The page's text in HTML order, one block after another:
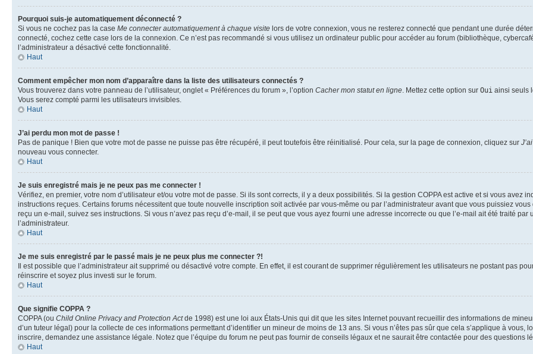
Pourquoi suis-je automatiquement déconnecté ?
Si vous ne cochez pas la case Me connecter automatiquement à chaque visite lors de votre connexion, vous ne resterez connecté que pendant une durée
connecté, cochez cette case lors de la connexion. Ce n’est pas recommandé si vous utilisez un ordinateur public pour accéder au forum (bibliothèque,
l’administrateur a désactivé cette fonctionnalité.
Haut
Comment empêcher mon nom d’apparaître dans la liste des utilisateurs connectés ?
Vous trouverez dans votre panneau de l’utilisateur, onglet « Préférences du forum », l’option Cacher mon statut en ligne . Mettez cette option sur Oui ainsi seuls
Vous serez compté parmi les utilisateurs invisibles.
Haut
J’ai perdu mon mot de passe !
Pas de panique ! Bien que votre mot de passe ne puisse pas être récupéré, il peut toutefois être réinitialisé. Pour cela, sur la page de connexion, cliquez sur
nouveau vous connecter.
Haut
Je suis enregistré mais je ne peux pas me connecter !
Vérifiez, en premier, votre nom d’utilisateur et/ou votre mot de passe. Si ils sont corrects, il y a deux possibilités. Si la gestion COPPA est active et si vous avez
instructions reçues. Certains forums nécessitent que toute nouvelle inscription soit activée par vous-même ou par l’administrateur avant que vous puissiez
reçu un e-mail, suivez ses instructions. Si vous n’avez pas reçu d’e-mail, il se peut que vous ayez fourni une adresse incorrecte ou que l’e-mail ait été traité
l’administrateur.
Haut
Je me suis enregistré par le passé mais je ne peux plus me connecter ?!
Il est possible que l’administrateur ait supprimé ou désactivé votre compte. En effet, il est courant de supprimer régulièrement les utilisateurs ne postant pas
réinscrire et soyez plus investi sur le forum.
Haut
Que signifie COPPA ?
COPPA (ou Child Online Privacy and Protection Actde 1998) est une loi aux États-Unis qui dit que les sites Internet pouvant recueillir des informations de
d’un tuteur légal) pour la collecte de ces informations permettant d’identifier un mineur de moins de 13 ans. Si vous n’êtes pas sûr que cela s’applique à
inscrire, demandez une assistance légale. Notez que l’équipe du forum ne peut pas fournir de conseils légaux et ne saurait être contactée pour des questions
Haut